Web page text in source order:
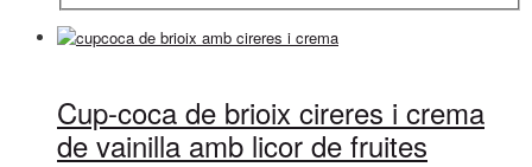
Cup-coca de brioix cireres i crema
de vainilla amb licor de fruites